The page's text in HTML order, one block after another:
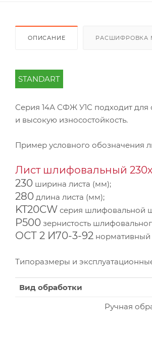
ОПИСАНИЕ РАСШИФРОВКА
STANDART
Серия 14А СФЖ У1С подходит для
и высокую износостойкость.
Пример условного обозначения
Лист шлифовальный
230 ширина листа (мм);
280 длина листа (мм);
KT20CW серия шлифовальной
P500 зернистость
ОСТ 2 И70-3-92 нормативный
Типоразмеры и
Вид обработки
Ручная